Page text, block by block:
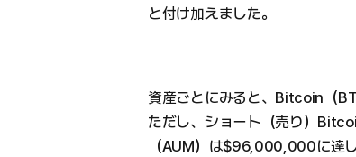
と付け加えました。
資産ごとにみると、Bitcoin（
ただし、ショート（売り）
（AUM）は$96,000,000に達